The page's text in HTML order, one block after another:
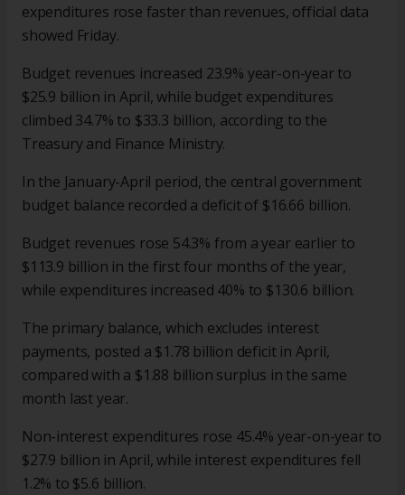
expenditures rose faster than revenues, official data
showed Friday.
Budget revenues increased 23.9% year-on-year to
$25.9 billion in April, while budget expenditures
climbed 34.7% to $33.3 billion, according to the
Treasury and Finance Ministry.
In the January-April period, the central government
budget balance recorded a deficit of $16.66 billion.
Budget revenues rose 54.3% from a year earlier to
$113.9 billion in the first four months of the year,
while expenditures increased 40% to $130.6 billion.
The primary balance, which excludes interest
payments, posted a $1.78 billion deficit in April,
compared with a $1.88 billion surplus in the same
month last year.
Non-interest expenditures rose 45.4% year-on-year to
$27.9 billion in April, while interest expenditures fell
1.2% to $5.6 billion.